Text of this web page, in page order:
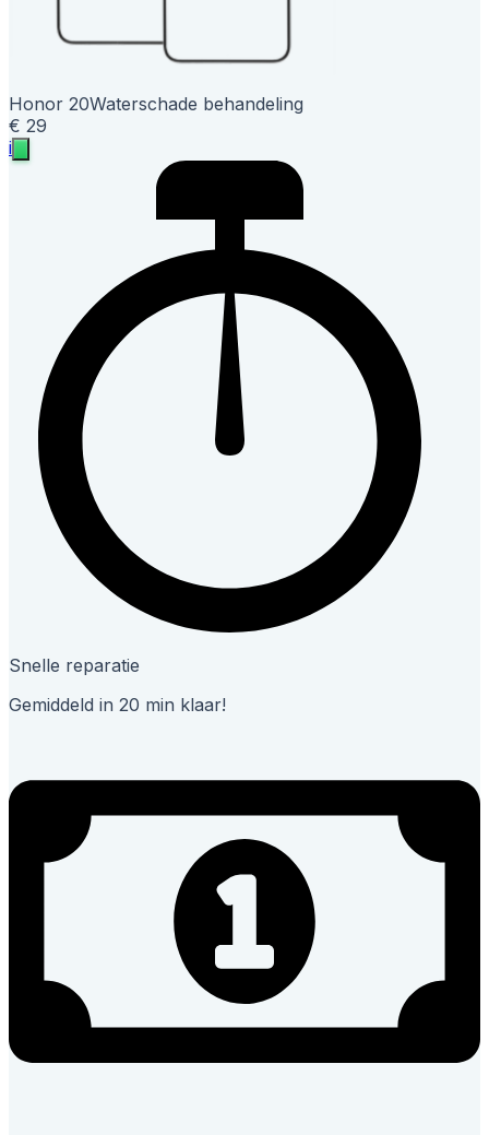
Honor 20Waterschade behandeling
€ 29
i
Snelle reparatie
Gemiddeld in 20 min klaar!